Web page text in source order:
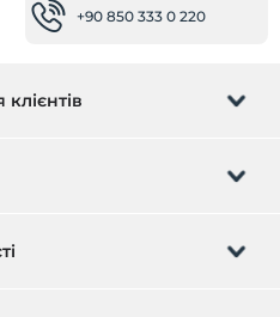
+90 850 333 0 220